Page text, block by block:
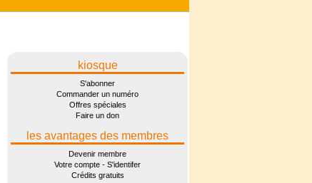
kiosque
S'abonner
Commander un numéro
Offres spéciales
Faire un don
les avantages des membres
Devenir membre
Votre compte - S'identifer
Crédits gratuits